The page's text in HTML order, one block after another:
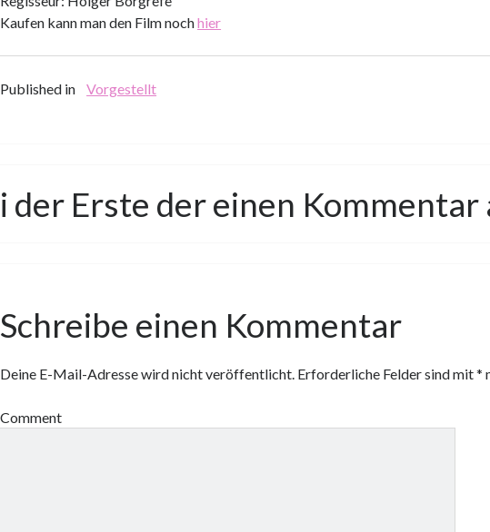
Kaufen kann man den Film nochhier
Published in Vorgestellt
der Erste der einen Kommentar
Schreibe einen Kommentar
Deine E-Mail-Adresse wird nicht veröffentlicht. Erforderliche Felder sind mit*
Comment